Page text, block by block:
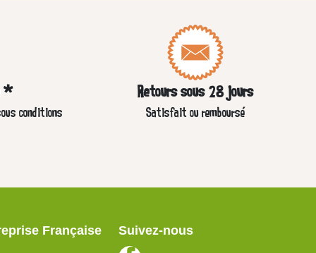
*
conditions
Retours sous 28 jours
Satisfait ou remboursé
Française Suivez-nous